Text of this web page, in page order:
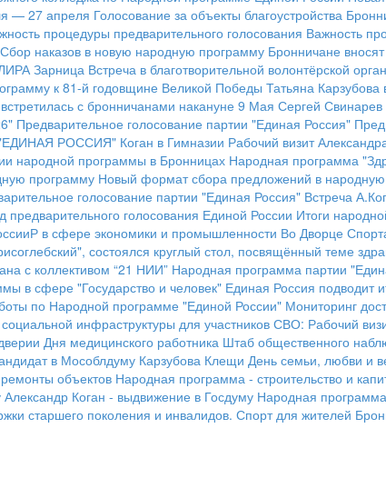
— 27 апреля Голосование за объекты благоустройства
процедуры предварительного голосования Важность
Сбор наказов в новую народную программу Бронничане
Зарница Встреча в благотворительной волонтёрской
к 81-й годовщине Великой Победы Татьяна Карзубова
с бронничанами накануне 9 Мая Сергей Свинарев
Предварительное голосование партии "Единая Россия"
РОССИЯ" Коган в Гимназии Рабочий визит
народной программы в Бронницах Народная программа
программу Новый формат сбора предложений в
голосование партии "Единая Россия" Встреча
предварительного голосования Единой России Итоги
в сфере экономики и промышленности Во Дворце
состоялся круглый стол, посвящённый теме
с коллективом “21 НИИ” Народная программа партии
в сфере "Государство и человек" Единая Россия подводит
по Народной программе "Единой России" Мониторинг
инфраструктуры для участников СВО: Рабочий
Дня медицинского работника Штаб общественного
в Мособлдуму Карзубова Клещи День семьи, любви и
объектов Народная программа - строительство и
Александр Коган - выдвижение в Госдуму Народная
старшего поколения и инвалидов. Спорт для жителей